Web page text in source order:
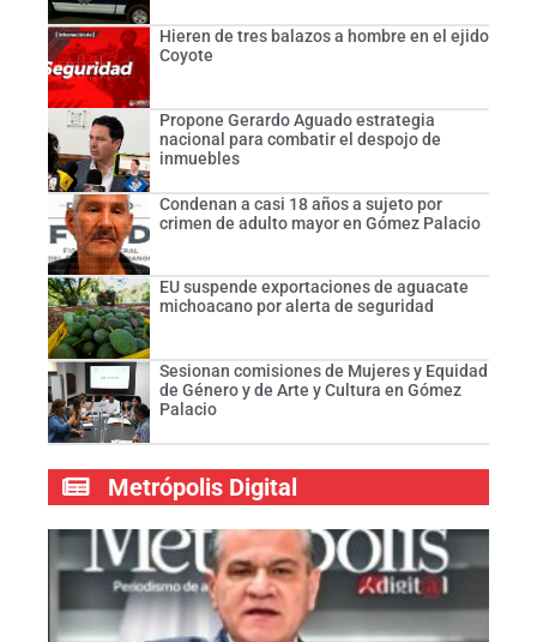
Hieren de tres balazos a hombre en el ejido
Coyote
Propone Gerardo Aguado estrategia
nacional para combatir el despojo de
inmuebles
Condenan a casi 18 años a sujeto por
crimen de adulto mayor en Gómez Palacio
EU suspende exportaciones de aguacate
michoacano por alerta de seguridad
Sesionan comisiones de Mujeres y Equidad
de Género y de Arte y Cultura en Gómez
Palacio
Metrópolis Digital